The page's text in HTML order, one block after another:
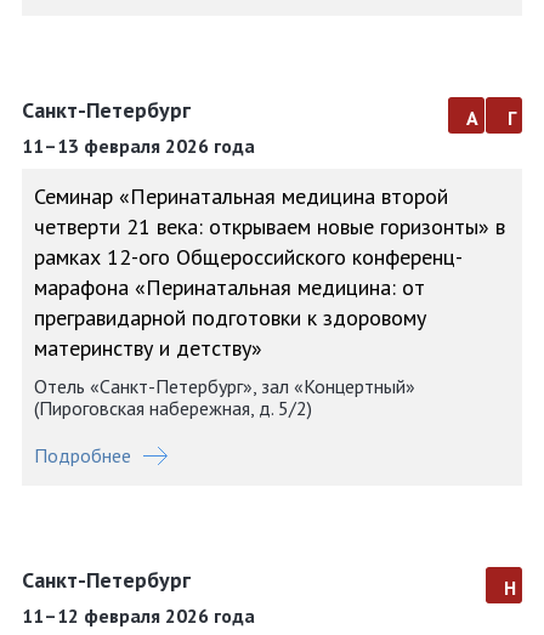
Санкт-Петербург
11–13 февраля 2026 года
а г
Семинар «Перинатальная медицина второй
четверти 21 века: открываем новые горизонты» в
рамках 12-ого Общероссийского конференц-
марафона «Перинатальная медицина: от
прегравидарной подготовки к здоровому
материнству и детству»
Отель «Санкт-Петербург», зал «Концертный»
(Пироговская набережная, д. 5/2)
Подробнее
Санкт-Петербург
11–12 февраля 2026 года
н